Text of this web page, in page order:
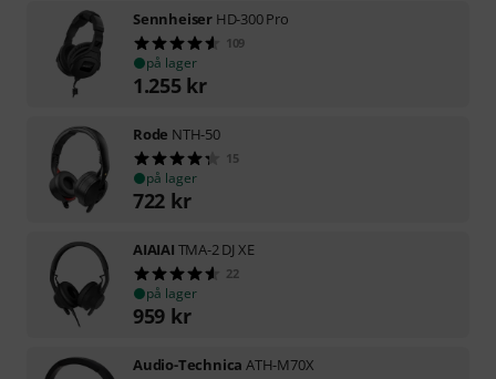
Sennheiser HD-300 Pro
109
på lager
1.255 kr
Rode NTH-50
15
på lager
722 kr
AIAIAI TMA-2 DJ XE
22
på lager
959 kr
Audio-Technica ATH-M70X